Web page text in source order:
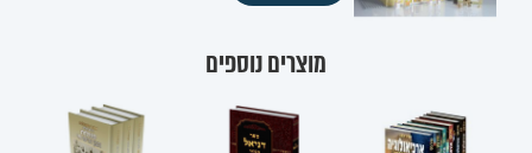
מוצרים נוספים